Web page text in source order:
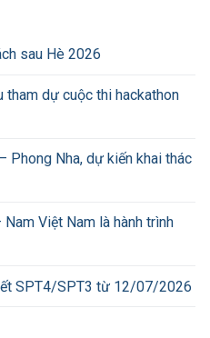
sau Hè 2026
tham dự cuộc thi hackathon
Phong Nha, dự kiến khai thác
Việt Nam là hành trình
SPT4/SPT3 từ 12/07/2026